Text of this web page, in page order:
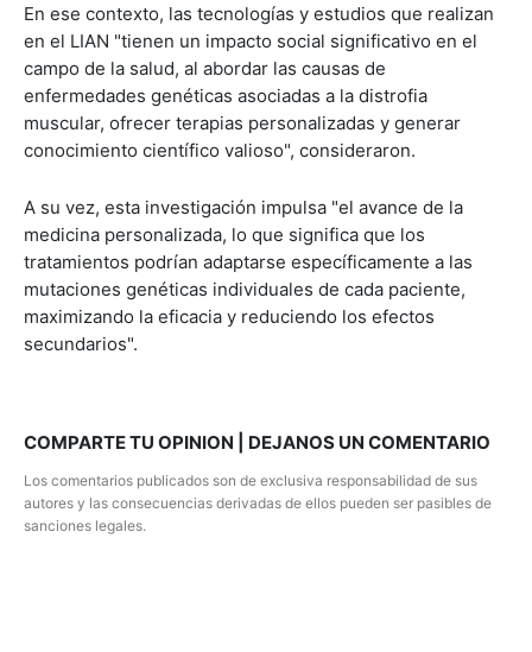
En ese contexto, las tecnologías y estudios que realizan
en el LIAN "tienen un impacto social significativo en el
campo de la salud, al abordar las causas de
enfermedades genéticas asociadas a la distrofia
muscular, ofrecer terapias personalizadas y generar
conocimiento científico valioso", consideraron.
A su vez, esta investigación impulsa "el avance de la
medicina personalizada, lo que significa que los
tratamientos podrían adaptarse específicamente a las
mutaciones genéticas individuales de cada paciente,
maximizando la eficacia y reduciendo los efectos
secundarios".
COMPARTE TU OPINION | DEJANOS UN COMENTARIO
Los comentarios publicados son de exclusiva responsabilidad de sus
autores y las consecuencias derivadas de ellos pueden ser pasibles de
sanciones legales.